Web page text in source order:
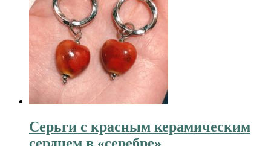
Серьги с красным керамическим
сердцем в «серебре»